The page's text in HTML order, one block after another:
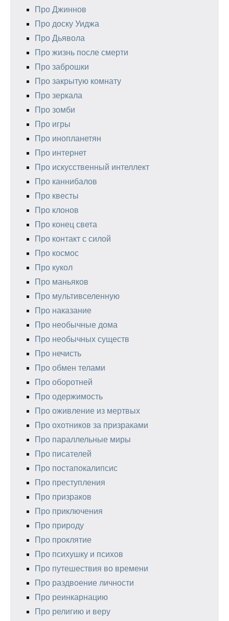
Про Джиннов
Про доску Уиджа
Про Дьявола
Про жизнь после смерти
Про заброшки
Про закрытую комнату
Про зеркала
Про зомби
Про игры
Про инопланетян
Про интернет
Про искусственный интеллект
Про каннибалов
Про квесты
Про клонов
Про конец света
Про контакт с силой
Про космос
Про кукол
Про маньяков
Про мультивселенную
Про наказание
Про необычные дома
Про необычных существ
Про нечисть
Про обмен телами
Про оборотней
Про одержимость
Про оживление из мертвых
Про охотников за призраками
Про параллельные миры
Про писателей
Про постапокалипсис
Про преступления
Про призраков
Про приключения
Про природу
Про проклятие
Про психушку и психов
Про путешествия во времени
Про раздвоение личности
Про реинкарнацию
Про религию и веру